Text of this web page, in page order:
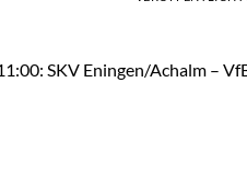
SKV Eningen/Achalm –